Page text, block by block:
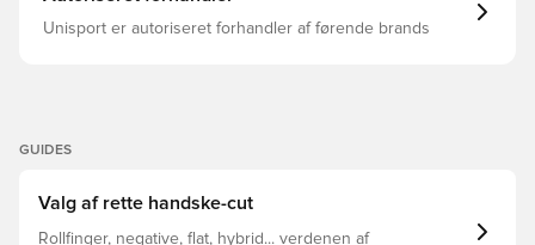
Unisport er autoriseret forhandler af førende brands
GUIDES
Valg af rette handske-cut
Rollfinger, negative, flat, hybrid... verdenen af